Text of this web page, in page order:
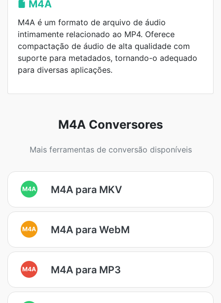
M4A
M4A é um formato de arquivo de áudio
intimamente relacionado ao MP4. Oferece
compactação de áudio de alta qualidade com
suporte para metadados, tornando-o adequado
para diversas aplicações.
M4A Conversores
Mais ferramentas de conversão disponíveis
M4A M4A para MKV
M4A M4A para WebM
M4A M4A para MP3